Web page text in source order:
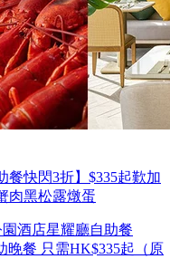
快閃3折】$335起歎加
肉黑松露燉蛋
酒店星耀廳自助餐
晚餐 只需HK$335起（原